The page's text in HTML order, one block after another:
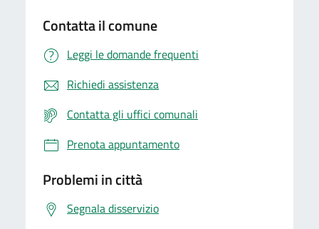
Contatta il comune
Leggi le domande frequenti
Richiedi assistenza
Contatta gli uffici comunali
Prenota appuntamento
Problemi in città
Segnala disservizio